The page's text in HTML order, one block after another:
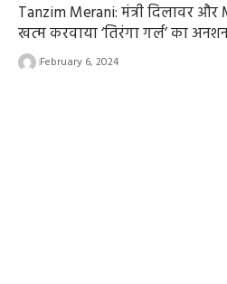
Tanzim Merani: मंत्री दिलावर और
खत्म करवाया ‘तिरंगा गर्ल’ का
February 6, 2024